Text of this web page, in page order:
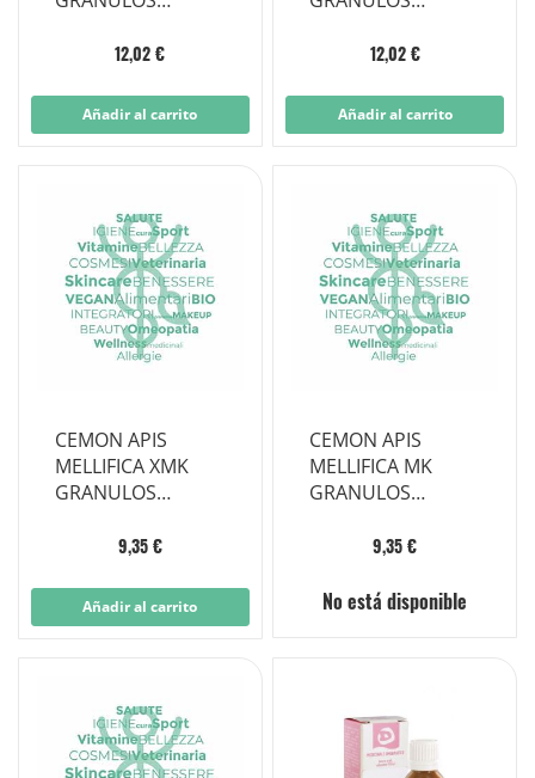
12,02 €
Añadir al carrito
12,02 €
Añadir al carrito
CEMON APIS
MELLIFICA XMK
GRANULOS
9,35 €
Añadir al carrito
CEMON APIS
MELLIFICA MK
GRANULOS
9,35 €
No está disponible